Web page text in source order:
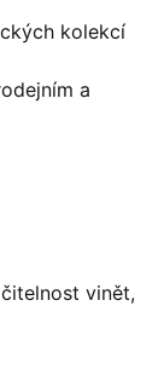
kolekcí
a
vinět,